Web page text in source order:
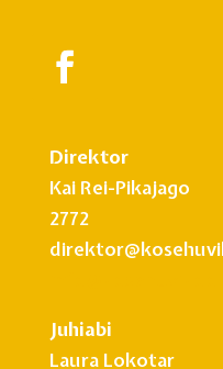
Direktor
Kai Rei-
2772
Juhiabi
Laura Lokotar